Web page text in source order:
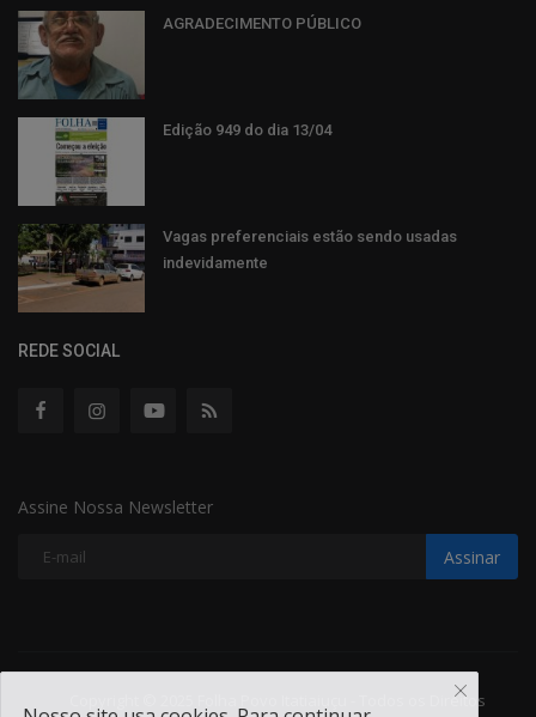
AGRADECIMENTO PÚBLICO
Edição 949 do dia 13/04
Vagas preferenciais estão sendo usadas
indevidamente
REDE SOCIAL
Assine Nossa Newsletter
Assinar
Copyright © 2025 Folha Povo Itatiaiuçu - Todos os Direitos